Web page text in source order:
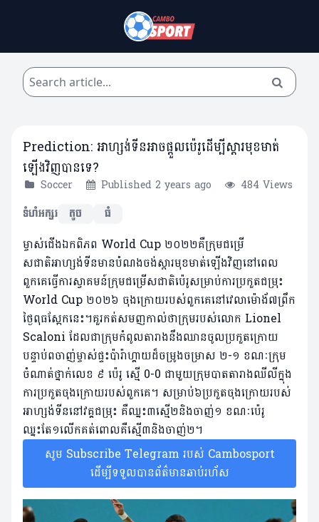
Prediction: អាហ្សង់ទីនអាចផ្តួលប៉េរូដើម្បីស្តារមុខមាត់
ឡើងវិញបានទេ?
Soccer Published 2 years ago
484 Views
ទំហំអក្សរ
តូច ធំ
ម្ចាស់ជើងឯកពិភព World Cup ២០២២គឺក្រុមជម្រើ
សជាតិអាហ្សង់ទីនមានបំណងចង់ស្តារមុខមាត់ឡើងវិញនៅពេល
ពួកគេធ្វើការស្វាគមន៍ក្រុមជម្រើសជាតិប៉េរូសម្រាប់ការប្រកួតជម្រុះ
World Cup ២០២៦ ចុងក្រោយរបស់ពួកគេនៅវេលាម៉ោង័៧ព្រឹក
ថ្ងៃពុធស្អែកនេះ។គួរកត់សមញកាល់ថាក្រុមរបស់លោក Lionel
Scaloni ដែលជាក្រុមកំពូលតារាងនឹងឈានចូលប្រកួតក្រោយ
បន្ទាប់ពចាញ់ម្ចាស់ផ្ទះប៉ារ៉ាហ្គាយដ៏ចម្រូងចម្រាស ២-១ ខណៈក្រុម
ចំណាត់ថ្នាក់លេខ ៩ ប៉េរូ ស្មើ 0-0 ជាមួយក្រុមបាតតារាងឈីលីក្នុង
ការប្រកួតចុងក្រោយរបស់ពួកគេ។ សម្រាប់៦ប្រកួតចុងក្រោយរបស់
អាហ្សង់ទីននៅវគ្គជម្រុះ គឺឈ្នះ៣ស្មើ២និងចាញ់១ ខណៈប៉េរូ
ឈ្នះតែ១លើកគត់ពោលគឺស្មើ៣និងចាញ់២។
សូម Subscribe Telegram របស់ Cambosport
ដើម្បីទទួលបានព័ត៌មានឆាប់រហ័ស